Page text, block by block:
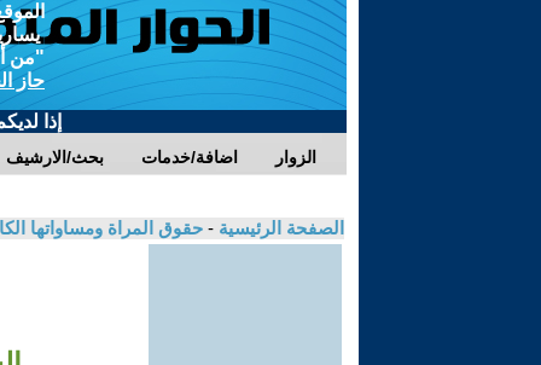
"من
حاز
إذا
بحث/الارشيف اضافة/خدمات الزوار
الصفحة الرئيسية - حقوق المراة ومساواتها